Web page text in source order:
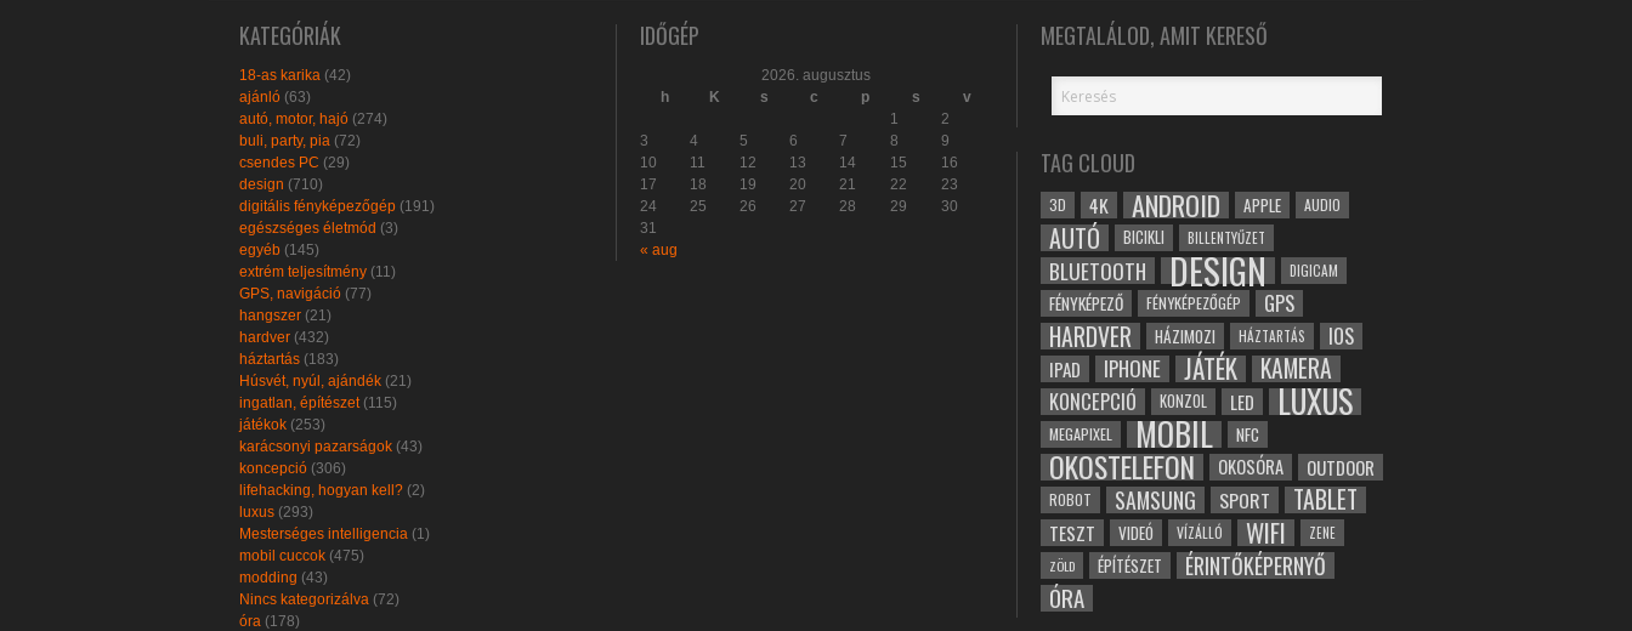
KATEGÓRIÁK
18-as karika (42)
ajánló (63)
autó, motor, hajó (274)
buli, party, pia (72)
csendes PC (29)
design (710)
digitális fényképezőgép (191)
egészséges életmód (3)
egyéb (145)
extrém teljesítmény (11)
GPS, navigáció (77)
hangszer (21)
hardver (432)
háztartás (183)
Húsvét, nyúl, ajándék (21)
ingatlan, építészet(115)
játékok (253)
karácsonyi pazarságok (43)
koncepció (306)
lifehacking, hogyan kell? (2)
luxus (293)
Mesterséges intelligencia (1)
mobil cuccok (475)
modding (43)
Nincs kategorizálva (72)
óra (178)
IDŐGÉP
2026. augusztus
h
K s c p s
v
1
2
3
4 5 6 7 8
9
10
11 12 13 14 15
16
17
18 19 20 21 22
23
24
25 26 27 28 29
30
31
« aug
MEGTALÁLOD, AMIT KERESŐ
TAG CLOUD
3D 4K ANDROID APPLE AUDIO
AUTÓ BICIKLI BILLENTYŰZET
BLUETOOTH DESIGN DIGICAM
FÉNYKÉPEZŐ FÉNYKÉPEZŐGÉP GPS
HARDVER HÁZIMOZI HÁZTARTÁS IOS
IPAD IPHONE JÁTÉK KAMERA
KONCEPCIÓ KONZOL LED LUXUS
MEGAPIXEL MOBIL NFC
OKOSTELEFON OKOSÓRA OUTDOOR
ROBOT SAMSUNG SPORT TABLET
TESZT VIDEÓ VÍZÁLLÓ WIFI
ZENE
ZÖLD
ÉPÍTÉSZET ÉRINTŐKÉPERNYŐ
ÓRA